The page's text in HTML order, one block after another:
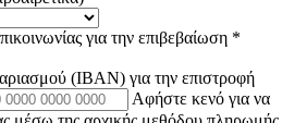
για την επιβεβαίωση *
(IBAN) για την επιστροφή
Αφήστε κενό για να